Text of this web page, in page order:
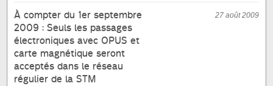
27 août 2009
À compter du 1er septembre
2009 : Seuls les passages
électroniques avec OPUS et
carte magnétique seront
acceptés dans le réseau
régulier de la STM